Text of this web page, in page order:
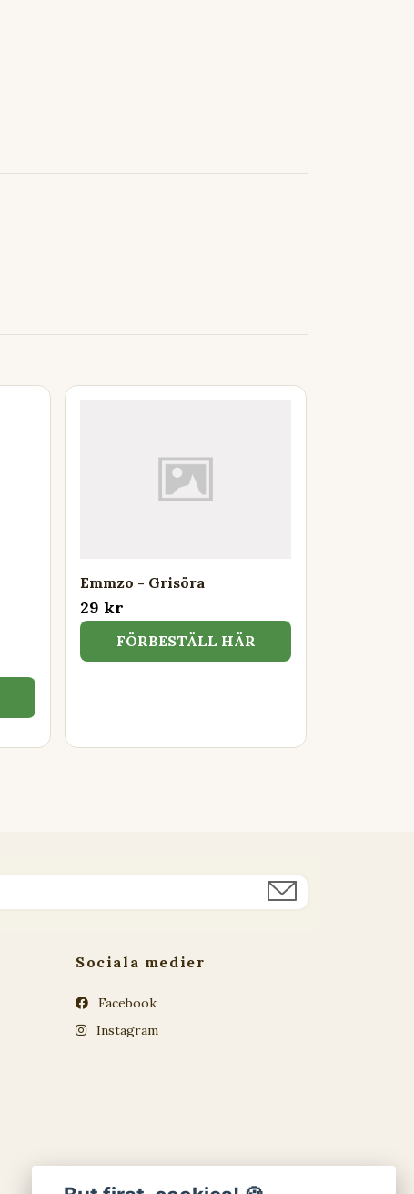
Emmzo - Grisöra
29 kr
FÖRBESTÄLL HÄR
Sociala medier
Facebook
Instagram